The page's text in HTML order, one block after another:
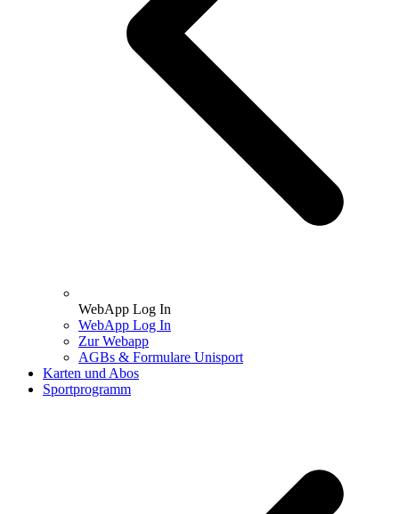
WebApp Log In
WebApp Log In
Zur Webapp
AGBs & Formulare Unisport
Karten und Abos
Sportprogramm